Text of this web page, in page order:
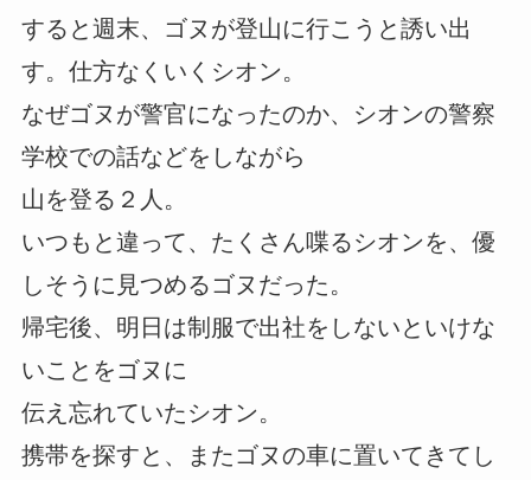
すると週末、ゴヌが登山に行こうと誘い出
す。仕方なくいくシオン。
なぜゴヌが警官になったのか、シオンの警察
学校での話などをしながら
山を登る２人。
いつもと違って、たくさん喋るシオンを、優
しそうに見つめるゴヌだった。
帰宅後、明日は制服で出社をしないといけな
いことをゴヌに
伝え忘れていたシオン。
携帯を探すと、またゴヌの車に置いてきてし